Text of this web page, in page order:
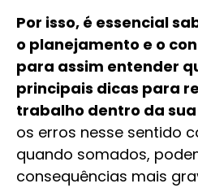
Por isso, é essencial
o planejamento e o
para assim entender
principais dicas para
trabalho dentro da
os erros nesse sentido
quando somados,
consequências mais